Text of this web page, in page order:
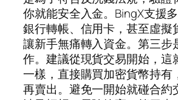
你就能安全入金。BingX支援
銀行轉帳、信用卡，甚至虛擬
讓新手無痛轉入資金。第三步
作。建議從現貨交易開始，這
一樣，直接購買加密貨幣持有
再賣出。避免一開始就碰合約